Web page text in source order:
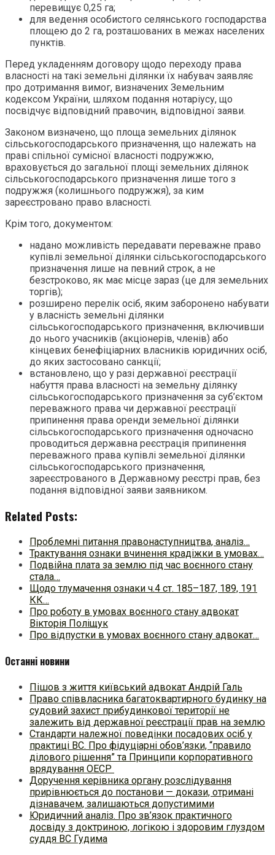
перевищує 0,25 га;
для ведення особистого селянського господарства
площею до 2 га, розташованих в межах населених
пунктів.
Перед укладенням договору щодо переходу права
власності на такі земельні ділянки їх набувач заявляє
про дотримання вимог, визначених Земельним
кодексом України, шляхом подання нотаріусу, що
посвідчує відповідний правочин, відповідної заяви.
Законом визначено, що площа земельних ділянок
сільськогосподарського призначення, що належать на
праві спільної сумісної власності подружжю,
враховується до загальної площі земельних ділянок
сільськогосподарського призначення лише того з
подружжя (колишнього подружжя), за ким
зареєстровано право власності.
Крім того, документом:
надано можливість передавати переважне право
купівлі земельної ділянки сільськогосподарського
призначення лише на певний строк, а не
безстроково, як має місце зараз (це для земельних
торгів);
розширено перелік осіб, яким заборонено набувати
у власність земельні ділянки
сільськогосподарського призначення, включивши
до нього учасників (акціонерів, членів) або
кінцевих бенефіціарних власників юридичних осіб,
до яких застосовано санкції;
встановлено, що у разі державної реєстрації
набуття права власності на земельну ділянку
сільськогосподарського призначення за суб’єктом
переважного права чи державної реєстрації
припинення права оренди земельної ділянки
сільськогосподарського призначення одночасно
проводиться державна реєстрація припинення
переважного права купівлі земельної ділянки
сільськогосподарського призначення,
зареєстрованого в Державному реєстрі прав, без
подання відповідної заяви заявником.
Related Posts:
Проблемні питання правонаступництва, аналіз…
Трактування ознаки вчинення крадіжки в умовах…
Подвійна плата за землю під час воєнного стану
стала…
Щодо тлумачення ознаки ч.4 ст. 185–187, 189, 191
КК…
Про роботу в умовах воєнного стану адвокат
Вікторія Поліщук
Про відпустки в умовах воєнного стану адвокат…
Останні новини
Пішов з життя київський адвокат Андрій Галь
Право співвласника багатоквартирного будинку на
судовий захист прибудинкової території не
залежить від державної реєстрації прав на землю
Стандарти належної поведінки посадових осіб у
практиці ВC. Про фідуціарні обов’язки, “правило
ділового рішення” та Принципи корпоративного
врядування ОЕСР
Доручення керівника органу розслідування
прирівнюється до постанови — докази, отримані
дізнавачем, залишаються допустимими
Юридичний аналіз. Про зв’язок практичного
досвіду з доктриною, логікою і здоровим глуздом
суддя ВС Гудима